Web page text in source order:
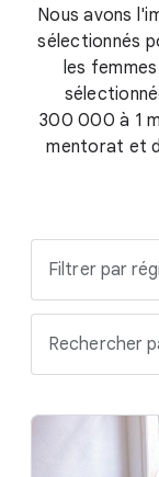
Nous avons
sélectionnés
les
300 000 à 1
mentorat et
Filtrer par
Rechercher